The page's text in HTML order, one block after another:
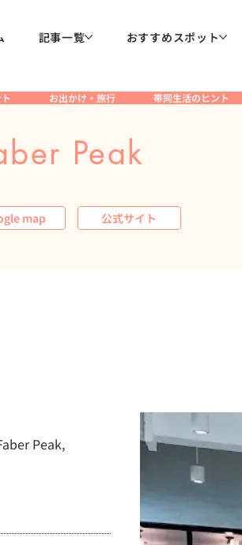
記事一覧 おすすめスポット
お出かけ・旅行 帯同生活のヒント
Peak
map 公式サイト
Peak,